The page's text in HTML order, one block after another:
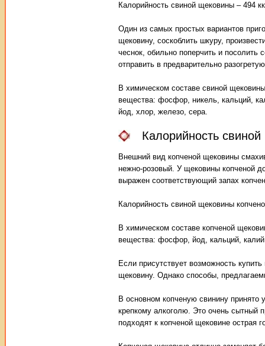
Калорийность свиной щековины – 494
Один из самых простых вариантов
щековину, соскоблить шкуру,
чеснок, обильно поперчить и посолить
отправить в предварительно
В химическом составе свиной
вещества: фосфор, никель, кальций,
йод, хлор, железо, сера.
Калорийность
Внешний вид копченой щековины
нежно-розовый. У щековины копченой
выражен соответствующий запах
Калорийность свиной щековины
В химическом составе копченой
вещества: фосфор, йод, кальций,
Если присутствует возможность
щековину. Однако способы,
В основном копченую свинину принято
крепкому алкоголю. Это очень сытный
подходят к копченой щековине острая